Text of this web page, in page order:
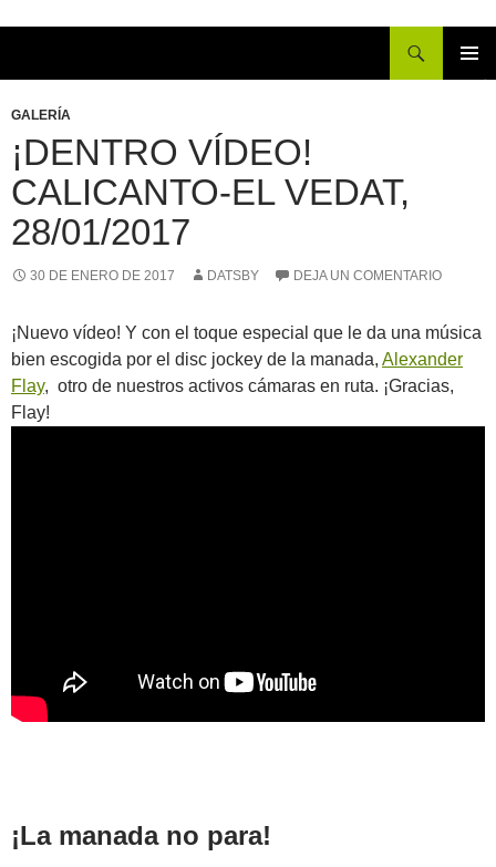
CONTENIDO
GALERÍA
¡DENTRO VÍDEO!
CALICANTO-EL VEDAT,
28/01/2017
30 DE ENERO DE 2017 DATSBY DEJA UN COMENTARIO
¡Nuevo vídeo! Y con el toque especial que le da una música
bien escogida por el disc jockey de la manada, Alexander
Flay, otro de nuestros activos cámaras en ruta. ¡Gracias,
Flay!
¡La manada no para!